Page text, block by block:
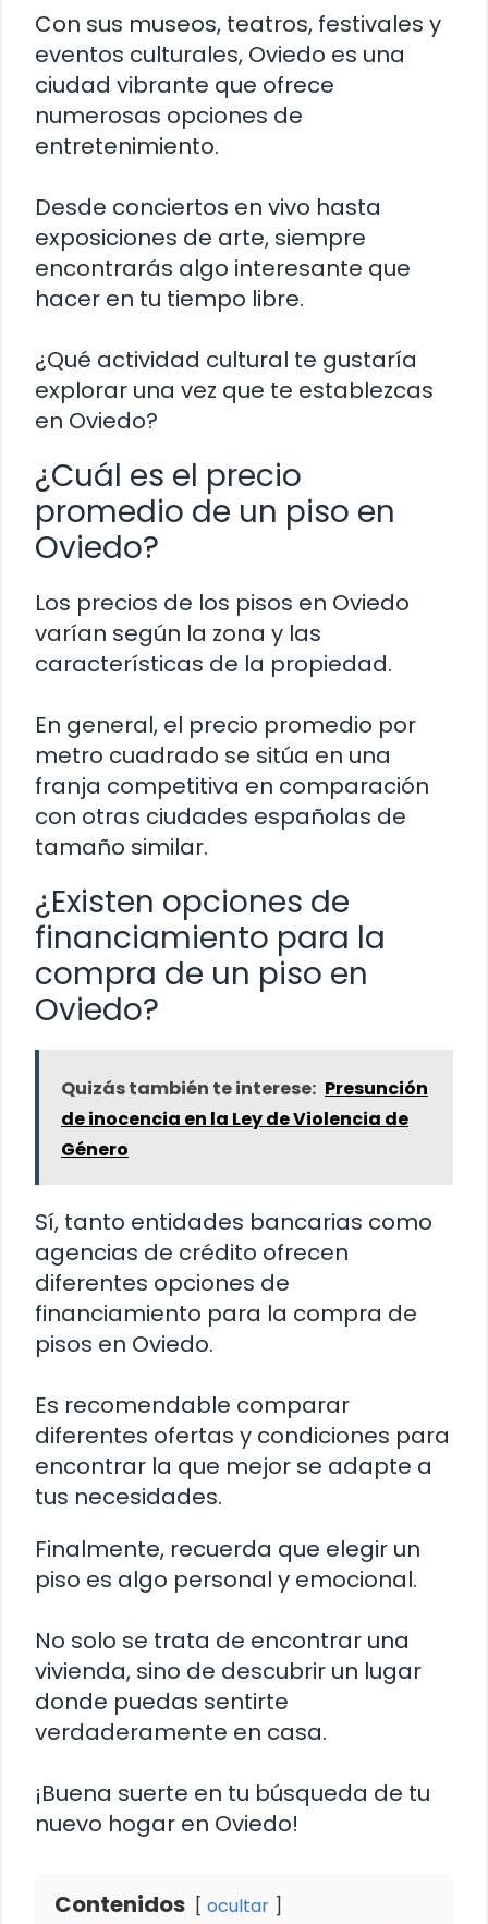
Con sus museos, teatros, festivales y
eventos culturales, Oviedo es una
ciudad vibrante que ofrece
numerosas opciones de
entretenimiento.
Desde conciertos en vivo hasta
exposiciones de arte, siempre
encontrarás algo interesante que
hacer en tu tiempo libre.
¿Qué actividad cultural te gustaría
explorar una vez que te establezcas
en Oviedo?
¿Cuál es el precio
promedio de un piso en
Oviedo?
Los precios de los pisos en Oviedo
varían según la zona y las
características de la propiedad.
En general, el precio promedio por
metro cuadrado se sitúa en una
franja competitiva en comparación
con otras ciudades españolas de
tamaño similar.
¿Existen opciones de
financiamiento para la
compra de un piso en
Oviedo?
Quizás también te interese: Presunción
de inocencia en la Ley de Violencia de
Género
Sí, tanto entidades bancarias como
agencias de crédito ofrecen
diferentes opciones de
financiamiento para la compra de
pisos en Oviedo.
Es recomendable comparar
diferentes ofertas y condiciones para
encontrar la que mejor se adapte a
tus necesidades.
Finalmente, recuerda que elegir un
piso es algo personal y emocional.
No solo se trata de encontrar una
vivienda, sino de descubrir un lugar
donde puedas sentirte
verdaderamente en casa.
¡Buena suerte en tu búsqueda de tu
nuevo hogar en Oviedo!
Contenidos ocultar